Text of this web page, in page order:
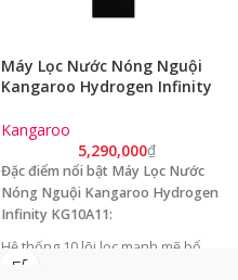
Máy Lọc Nước Nóng Nguội
Kangaroo Hydrogen Infinity
Kangaroo
5,290,000₫
Đặc điểm nổi bật Máy Lọc Nước
Nóng Nguội Kangaroo Hydrogen
Infinity KG10A11:
Hệ thống 10 lõi lọc mạnh mẽ bổ
sung vi khoáng tự nhiên